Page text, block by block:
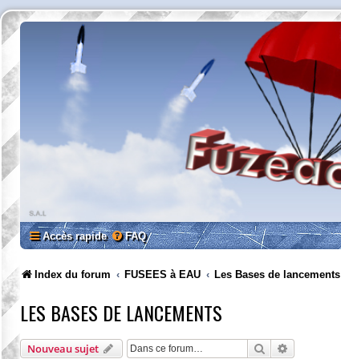
Accès rapide FAQ
Index du forum FUSEES à EAU Les Bases de lancements
LES BASES DE LANCEMENTS
Nouveau sujet Rechercher